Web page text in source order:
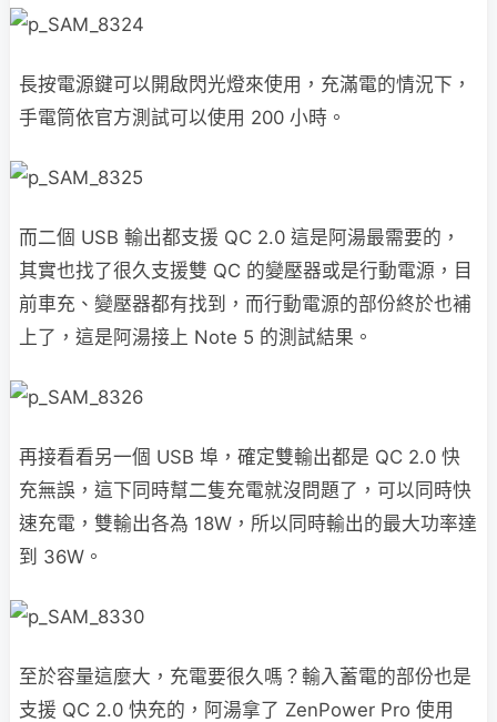
長按電源鍵可以開啟閃光燈來使用，充滿電的情況下，
手電筒依官方測試可以使用 200 小時。
而二個 USB 輸出都支援 QC 2.0 這是阿湯最需要的，
其實也找了很久支援雙 QC 的變壓器或是行動電源，目
前車充、變壓器都有找到，而行動電源的部份終於也補
上了，這是阿湯接上 Note 5 的測試結果。
再接看看另一個 USB 埠，確定雙輸出都是 QC 2.0 快
充無誤，這下同時幫二隻充電就沒問題了，可以同時快
速充電，雙輸出各為 18W，所以同時輸出的最大功率達
到 36W。
至於容量這麼大，充電要很久嗎？輸入蓄電的部份也是
支援 QC 2.0 快充的，阿湯拿了 ZenPower Pro 使用